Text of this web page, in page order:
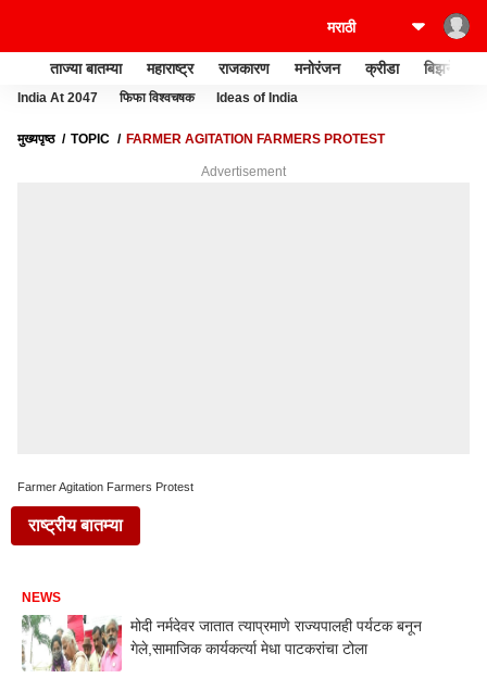
ताज्या बातम्या महाराष्ट्र राजकारण मनोरंजन क्रीडा बिझनेस
India At 2047 फिफा विश्वचषक Ideas of India
मुख्यपृष्ठ TOPIC FARMER AGITATION FARMERS PROTEST
Advertisement
Farmer Agitation Farmers Protest
राष्ट्रीय बातम्या
NEWS
मोदी नर्मदेवर जातात त्याप्रमाणे राज्यपालही पर्यटक बनून
गेले,सामाजिक कार्यकर्त्या मेधा पाटकरांचा टोला